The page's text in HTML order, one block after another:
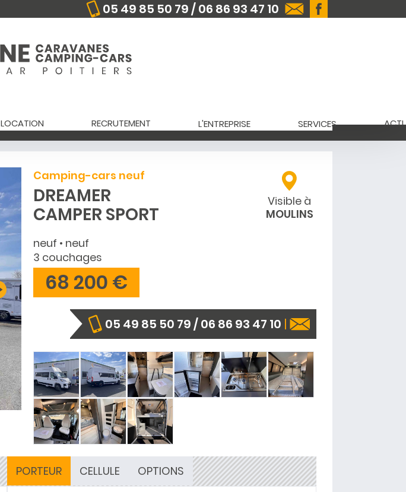
05 49 85 50 79 / 06 86 93 47 10
LOCATION RECRUTEMENT L'ENTREPRISE SERVICES
Camping-cars neuf
DREAMER
CAMPER SPORT
Visible à
MOULINS
neuf • neuf
3 couchages
68 200 €
05 49 85 50 79 / 06 86 93 47 10 |
PORTEUR CELLULE OPTIONS